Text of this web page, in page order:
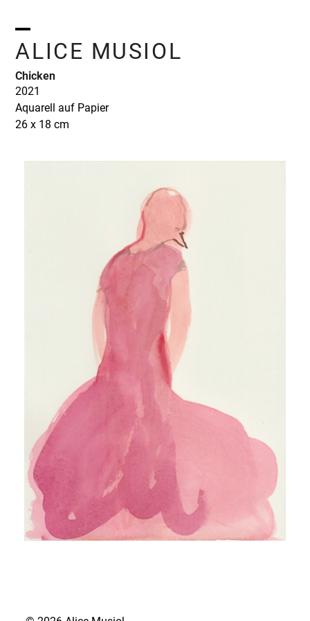
content
ALICE MUSIOL
Open
mobile
menu
Close
mobile
menu
Chicken
2021
Aquarell auf Papier
26 x 18 cm